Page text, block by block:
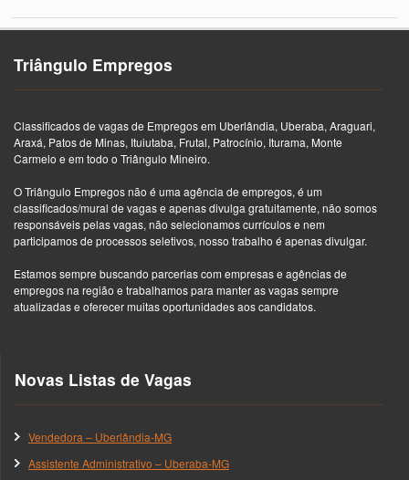
Triângulo Empregos
Classificados de vagas de Empregos em Uberlândia, Uberaba, Araguari,
Araxá, Patos de Minas, Ituiutaba, Frutal, Patrocínio, Iturama, Monte
Carmelo e em todo o Triângulo Mineiro.
O Triângulo Empregos não é uma agência de empregos, é um
classificados/mural de vagas e apenas divulga gratuitamente, não somos
responsáveis pelas vagas, não selecionamos currículos e nem
participamos de processos seletivos, nosso trabalho é apenas divulgar.
Estamos sempre buscando parcerias com empresas e agências de
empregos na região e trabalhamos para manter as vagas sempre
atualizadas e oferecer muitas oportunidades aos candidatos.
Novas Listas de Vagas
Vendedora – Uberlândia-MG
Assistente Administrativo – Uberaba-MG